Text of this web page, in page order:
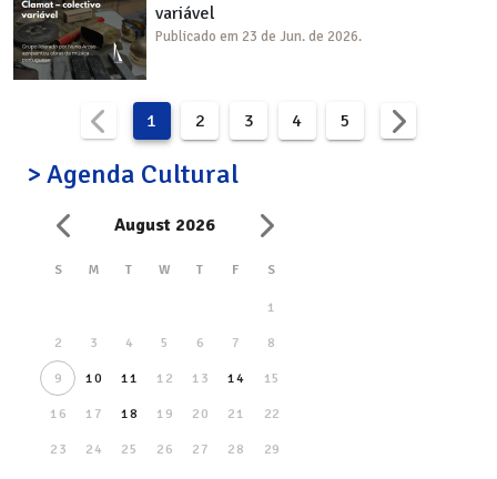
variável
Publicado em 23 de Jun. de 2026.
1 2 3 4 5
> Agenda Cultural
August 2026
S M T W T F S
1
2 3 4 5 6 7 8
9 10 11 12 13 14 15
16 17 18 19 20 21 22
23 24 25 26 27 28 29